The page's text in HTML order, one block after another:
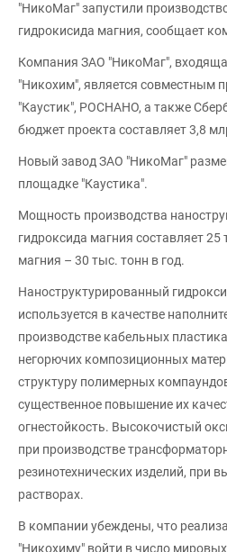
"НикоМаг" запустили
гидрокисида магния, сообщает
Компания ЗАО "НикоМаг",
"Никохим", является совместным
"Каустик", РОСНАНО, а также
бюджет проекта составляет 3,8
Новый завод ЗАО "НикоМаг"
площадке "Каустика".
Мощность производства
гидроксида магния составляет 25
магния – 30 тыс. тонн в год.
Наноструктурированный
используется в качестве
производстве кабельных
негорючих композиционных
структуру полимерных
существенное повышение их
огнестойкость. Высокочистый
при производстве
резинотехнических изделий, при
растворах.
В компании убеждены, что
"Никохиму" войти в число